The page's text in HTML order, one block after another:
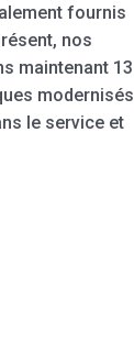
fournis
nos
maintenant 13
modernisés
le service et